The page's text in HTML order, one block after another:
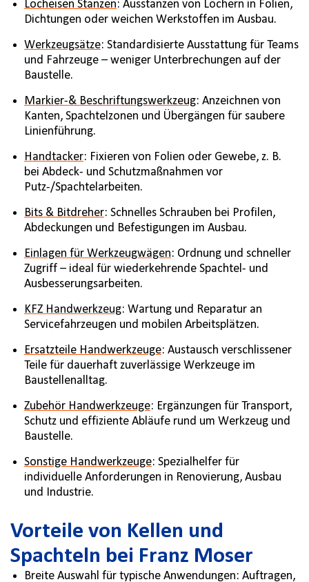
Locheisen Stanzen: Ausstanzen von Löchern in Folien,
Dichtungen oder weichen Werkstoffen im Ausbau.
Werkzeugsätze: Standardisierte Ausstattung für Teams
und Fahrzeuge – weniger Unterbrechungen auf der
Baustelle.
Markier-& Beschriftungswerkzeug: Anzeichnen von
Kanten, Spachtelzonen und Übergängen für saubere
Linienführung.
Handtacker: Fixieren von Folien oder Gewebe, z. B.
bei Abdeck- und Schutzmaßnahmen vor
Putz-/Spachtelarbeiten.
Bits & Bitdreher: Schnelles Schrauben bei Profilen,
Abdeckungen und Befestigungen im Ausbau.
Einlagen für Werkzeugwägen: Ordnung und schneller
Zugriff – ideal für wiederkehrende Spachtel- und
Ausbesserungsarbeiten.
KFZ Handwerkzeug: Wartung und Reparatur an
Servicefahrzeugen und mobilen Arbeitsplätzen.
Ersatzteile Handwerkzeuge: Austausch verschlissener
Teile für dauerhaft zuverlässige Werkzeuge im
Baustellenalltag.
Zubehör Handwerkzeuge: Ergänzungen für Transport,
Schutz und effiziente Abläufe rund um Werkzeug und
Baustelle.
Sonstige Handwerkzeuge: Spezialhelfer für
individuelle Anforderungen in Renovierung, Ausbau
und Industrie.
Vorteile von Kellen und
Spachteln bei Franz Moser
Breite Auswahl für typische Anwendungen: Auftragen,